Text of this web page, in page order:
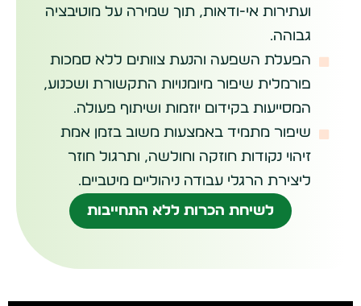
ועתירות אי-ודאות, תוך שמירה על מוטיבציה
גבוהה.
הפעלת השפעה והנעת צוותים ללא סמכות
פורמלית שיפור מיומנויות התקשורת ושכנוע,
המסייעות בקידום יוזמות ושיתוף פעולה.
שיפור מתמיד באמצעות משוב בזמן אמת
זיהוי נקודות חוזקה וחולשה, ותרגול חוזר
ליצירת הרגלי עבודה ניהוליים מיטביים.
לשיחת הכרות ללא התחייבות